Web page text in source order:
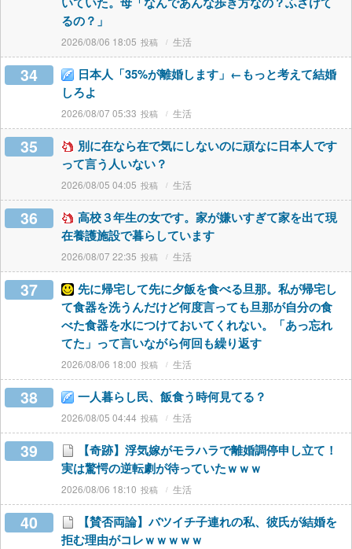
るの？」
2026/08/06 18:05 生活
34
日本人「35%が離婚します」←もっと考えて結婚
しろよ
2026/08/07 05:33 生活
35
別に在なら在で気にしないのに頑なに日本人です
って言う人いない？
2026/08/05 04:05 生活
36
高校３年生の女です。家が嫌いすぎて家を出て現
在養護施設で暮らしています
2026/08/07 22:35 生活
37
先に帰宅して先に夕飯を食べる旦那。私が帰宅し
て食器を洗うんだけど何度言っても旦那が自分の食
べた食器を水につけておいてくれない。「あっ忘れ
てた」って言いながら何回も繰り返す
2026/08/06 18:00 生活
38 一人暮らし民、飯食う時何見てる？
2026/08/05 04:44 生活
39
【奇跡】浮気嫁がモラハラで離婚調停申し立て！
実は驚愕の逆転劇が待っていたｗｗｗ
2026/08/06 18:10 生活
40
【賛否両論】バツイチ子連れの私、彼氏が結婚を
拒む理由がコレｗｗｗｗｗ